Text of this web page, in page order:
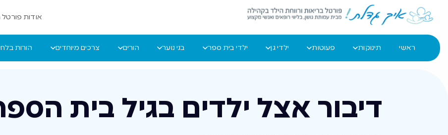
אודות פורטל
ראשי תינוקות פעוטות ילדי גן ילדי בית ספר בני נוער הורים צרכים מיוחדים הורות
דיבור אצל ילדים בגיל בית